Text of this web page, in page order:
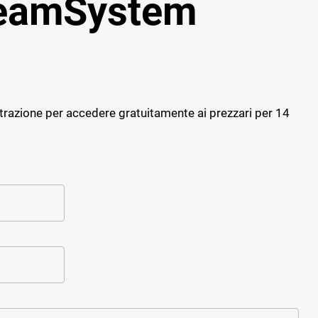
Software giornale dei Lavori
Progettazione strutturale
Cybersecurity
per accedere gratuitamente ai prezzari per 14